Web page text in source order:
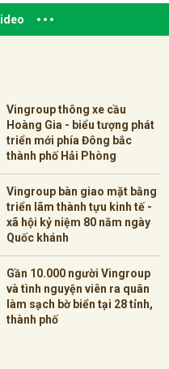
Vingroup thông xe cầu
Hoàng Gia - biểu tượng phát
triển mới phía Đông bắc
thành phố Hải Phòng
Vingroup bàn giao mặt bằng
triển lãm thành tựu kinh tế -
xã hội kỷ niệm 80 năm ngày
Quốc khánh
Gần 10.000 người Vingroup
và tình nguyện viên ra quân
làm sạch bờ biển tại 28 tỉnh,
thành phố